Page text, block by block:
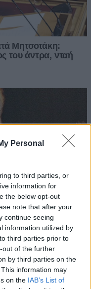
Personal
to third parties, or
information for
the below opt-out
note that after your
continue seeing
information utilized by
third parties prior to
out of the further
by third parties on the
information may
on the IAB’s List of